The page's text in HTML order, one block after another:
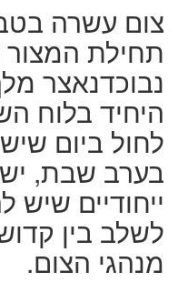
צום עשרה
תחילת המצור
נבוכדנאצר
היחיד בלוח
לחול ביום
בערב שבת,
ייחודיים שיש
לשלב בין
מנהגי הצום.